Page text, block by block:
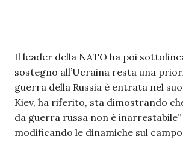
Il leader della NATO ha poi
sostegno all’Ucraina resta una
guerra della Russia è entrata nel
Kiev, ha riferito, sta dimostrando
da guerra russa non è
modificando le dinamiche sul